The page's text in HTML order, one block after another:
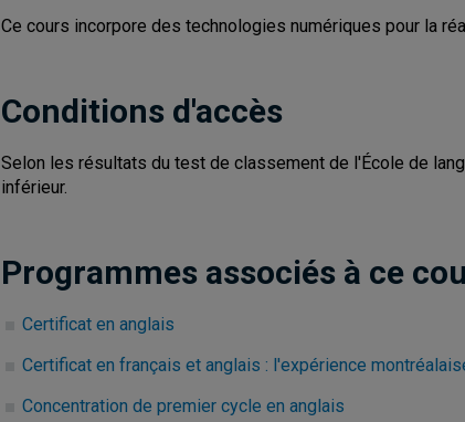
Ce cours incorpore des technologies numériques pour la
Conditions d'accès
Selon les résultats du test de classement de l'École de
inférieur.
Programmes associés à ce
Certificat en anglais
Certificat en français et anglais : l'expérience
Concentration de premier cycle en anglais